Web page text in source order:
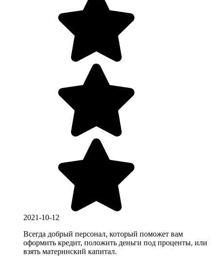
2021-10-12
Всегда добрый персонал, который поможет вам
оформить кредит, положить деньги под проценты, или
взять материнский капитал.